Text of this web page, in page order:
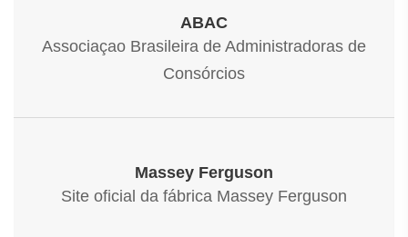
ABAC
Associaçao Brasileira de Administradoras de
Consórcios
Massey Ferguson
Site oficial da fábrica Massey Ferguson